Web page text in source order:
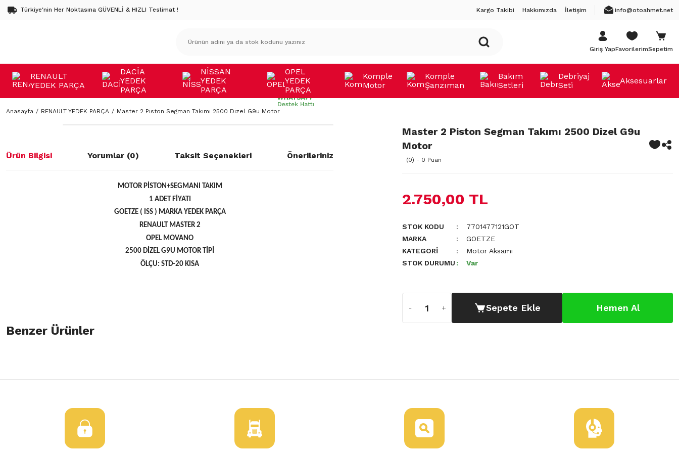
Türkiye'nin Her Noktasına GÜVENLİ & HIZLI Teslimat ! Kargo Takibi Hakkımızda İletişim info@otoahmet.net
Giriş YapFavorilerimSepetim
RENAULT
YEDEK PARÇA
DACİA
YEDEK
PARÇA
NİSSAN
YEDEK
PARÇA
OPEL
YEDEK
PARÇA
Komple
Motor
Komple
Şanzıman
Bakım
Setleri
Debriyaj
Seti
Aksesuarlar
Anasayfa RENAULT YEDEK PARÇA Master 2 Piston Segman Takımı 2500 Dizel G9u Motor
Ürün Bilgisi Yorumlar (0) Taksit Seçenekleri Önerileriniz
MOTOR PİSTON+SEGMANI TAKIM
1 ADET FİYATI
GOETZE ( ISS ) MARKA YEDEK PARÇA
RENAULT MASTER 2
OPEL MOVANO
2500 DİZEL G9U MOTOR TİPİ
ÖLÇU: STD-20 KISA
öneri formunu kullanarak tarafımıza iletebilirsiniz.
Ürün açıklamasında eksik bilgiler bulunuyor.
Ürün fiyatı diğer sitelerden daha pahalı.
Bu ürüne benzer farklı alternatifler olmalı.
Benzer Ürünler
Piston+Segman Takım Renault Master 2 Opel Movano 2.5 Dci
Master 2 Piston Segman Takımı 2500 Dizel G9u
Motor
(0) - 0 Puan
2.750,00 TL
STOK KODU
7701477121GOT
MARKA
GOETZE
KATEGORI
Motor Aksamı
STOK DURUMU
Var
Sepete Ekle Hemen Al